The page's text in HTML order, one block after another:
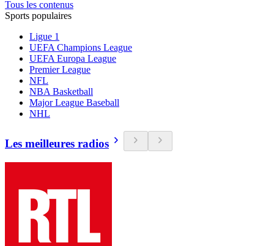
Tous les contenus
Sports populaires
Ligue 1
UEFA Champions League
UEFA Europa League
Premier League
NFL
NBA Basketball
Major League Baseball
NHL
Les meilleures radios